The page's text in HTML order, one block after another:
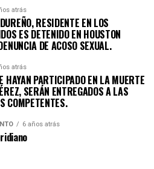
atrás
RESIDENTE EN LOS
ES DETENIDO EN HOUSTON
DE ACOSO SEXUAL.
atrás
HAYAN PARTICIPADO EN LA MUERTE
SERÁN ENTREGADOS A LAS
COMPETENTES.
6 años atrás